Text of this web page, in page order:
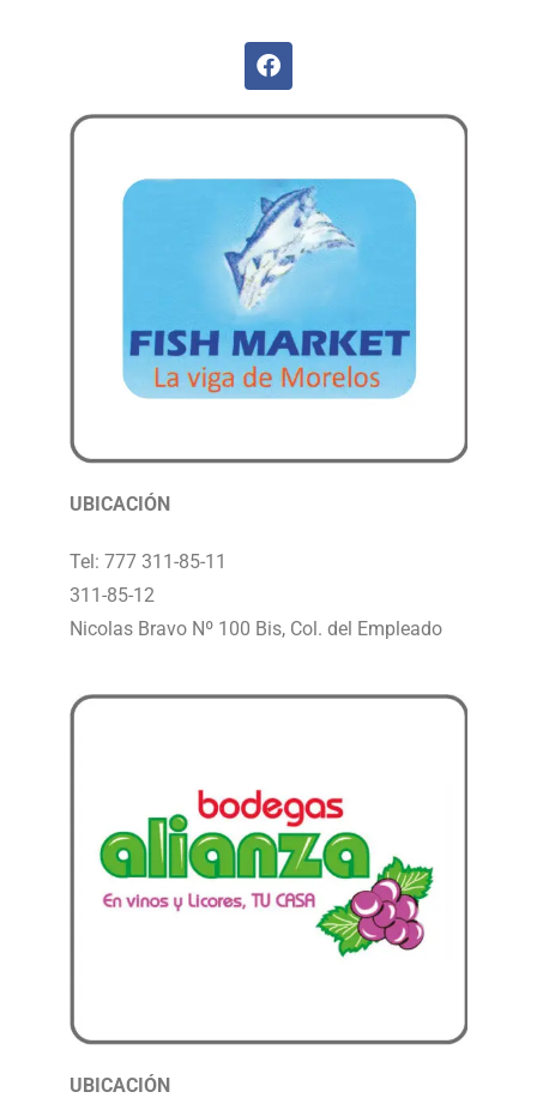
UBICACIÓN
Tel: 777 311-85-11
311-85-12
Nicolas Bravo Nº 100 Bis, Col. del Empleado
UBICACIÓN